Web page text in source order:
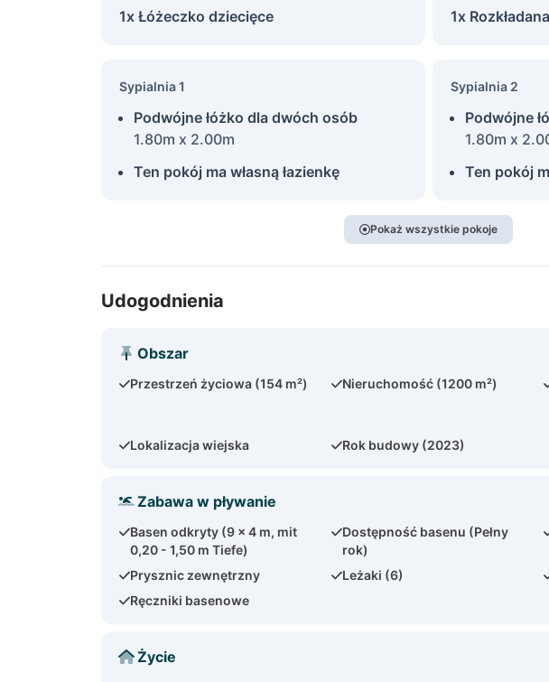
1x Łóżeczko dziecięce 1x
Sypialnia 1
Podwójne łóżko dla dwóch osób
1.80m x 2.00m
Ten pokój ma własną łazienkę
Sypialnia 2
Podwójne
1.80m x
Ten pokój
Pokaż wszystkie pokoje
Udogodnienia
Obszar
Przestrzeń życiowa (154 m²) Nieruchomość (1200 m²)
Lokalizacja wiejska
Rok budowy (2023)
Zabawa w pływanie
Basen odkryty (9 x 4 m, mit
0,20 - 1,50 m Tiefe)
Dostępność basenu (Pełny
rok)
Prysznic zewnętrzny Leżaki (6)
Ręczniki basenowe
Życie